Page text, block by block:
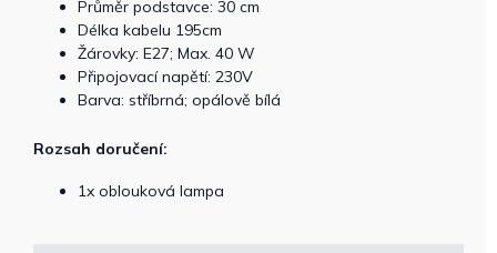
Průměr podstavce: 30 cm
Délka kabelu 195cm
Žárovky: E27; Max. 40 W
Připojovací napětí: 230V
Barva: stříbrná; opálově bílá
Rozsah doručení:
1x oblouková lampa